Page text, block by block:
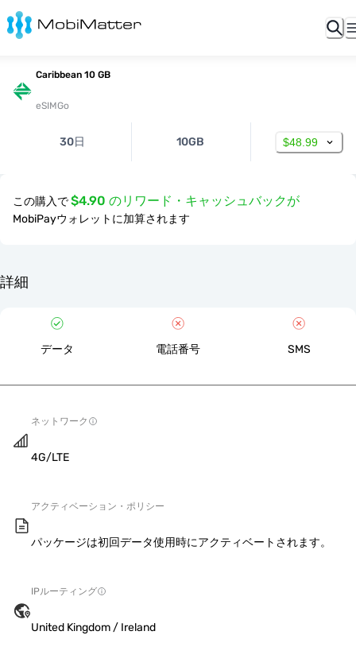
Caribbean 10 GB
eSIMGo
30日 10GB $48.99
この購入で$4.90 のリワード・キャッシュバックが
MobiPayウォレットに加算されます
詳細
データ 電話番号 SMS
ネットワーク
4G/LTE
アクティベーション・ポリシー
パッケージは初回データ使用時にアクティベートされます。
IPルーティング
United Kingdom / Ireland